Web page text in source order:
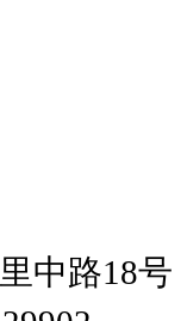
中路18